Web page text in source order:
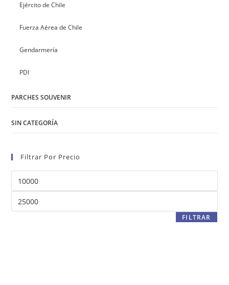
Ejército de Chile
Fuerza Aérea de Chile
Gendarmería
PDI
PARCHES SOUVENIR
SIN CATEGORÍA
Filtrar Por Precio
mínimo
máximo
FILTRAR